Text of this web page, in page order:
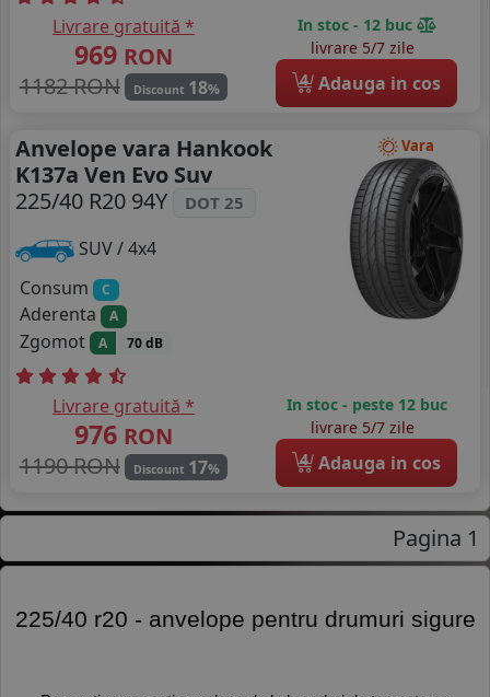
Livrare gratuită *
969 RON
1182 RON
Discount 18%
In stoc - 12 buc
livrare 5/7 zile
4 Adauga in cos
Vara
Anvelope vara Hankook
K137a Ven Evo Suv
225/40 R20 94Y
DOT 25
SUV / 4x4
Consum
C
Aderenta A
Zgomot A 70 dB
Livrare gratuită *
976 RON
1190 RON
Discount 17%
In stoc - peste 12 buc
livrare 5/7 zile
4 Adauga in cos
Pagina 1
225/40 r20 - anvelope pentru drumuri sigure